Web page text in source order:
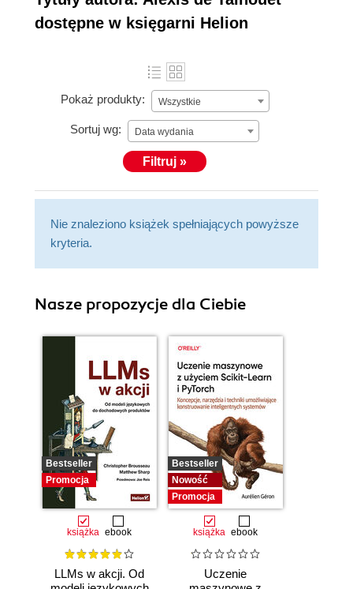
dostępne w księgarni Helion
Pokaż produkty: Wszystkie
Sortuj wg: Data wydania
Filtruj »
Nie znaleziono książek spełniających powyższe
kryteria.
Nasze propozycje dla Ciebie
Bestseller
Promocja
książka ebook
LLMs w akcji. Od
Bestseller
Nowość
Promocja
książka ebook
Uczenie